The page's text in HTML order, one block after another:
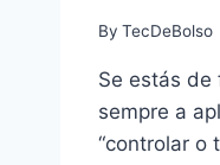
By TecDeBolso
Se estás de
sempre a
“controlar o